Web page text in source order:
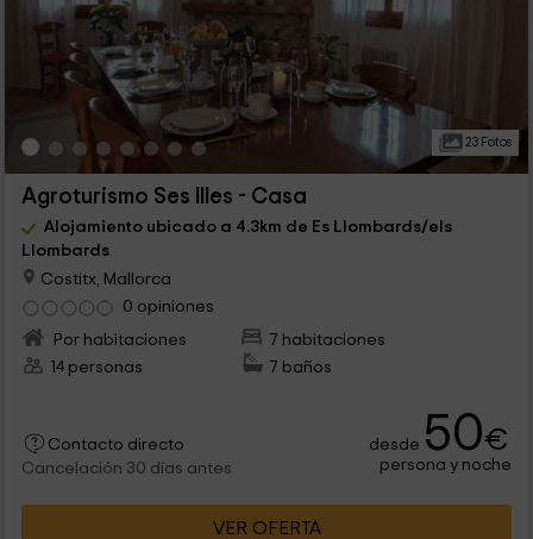
23 Fotos
Agroturismo Ses Illes - Casa
Alojamiento ubicado a 4.3km de Es Llombards/els
Llombards
Costitx, Mallorca
0 opiniones
Por habitaciones
7 habitaciones
14 personas
7 baños
Contacto directo
Cancelación 30 días antes
desde 50€
persona y noche
VER OFERTA